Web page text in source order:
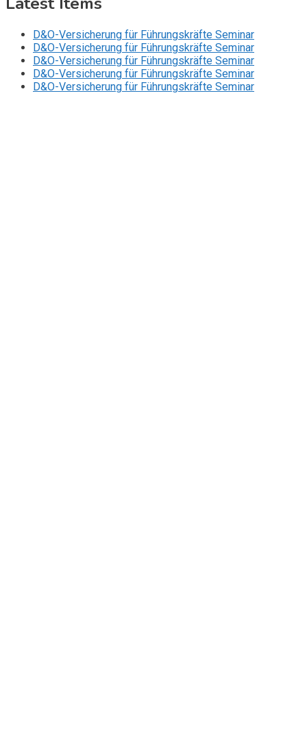
D&O-Versicherung für Führungskräfte Seminar
D&O-Versicherung für Führungskräfte Seminar
D&O-Versicherung für Führungskräfte Seminar
D&O-Versicherung für Führungskräfte Seminar
D&O-Versicherung für Führungskräfte Seminar